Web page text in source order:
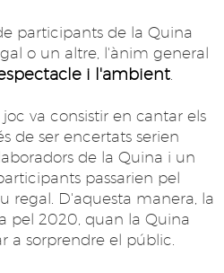
participants de la Quina
o un altre, l'ànim general
i l'ambient.
va consistir en cantar els
de ser encertats serien
de la Quina i un
passarien pel
regal. D'aquesta manera, la
pel 2020, quan la Quina
a sorprendre el públic.